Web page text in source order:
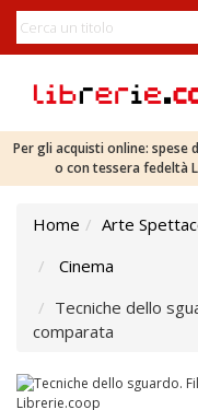
Per gli acquisti online: spese
o con tessera fedeltà
Home Arte
Cinema
Tecniche dello
comparata